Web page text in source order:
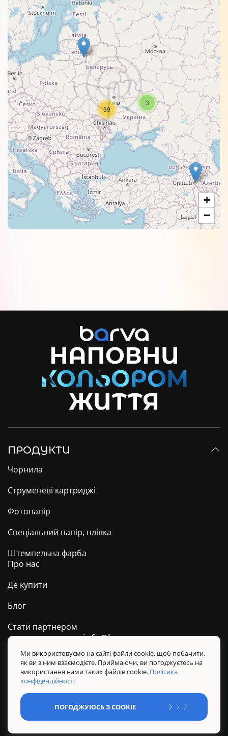
3
39
+
−
НАПОВНИ
ЖИТТЯ
ПРОДУКТИ
Чорнила
Струменеві картриджі
Фотопапір
Спеціальний папір, плівка
Штемпельна фарба
Про нас
Де купити
Блог
Стати партнером
Техпідтримка ТМ BARVA
Політика конфіденційності
Правила користування сайтом
Sitemap
info@barva.ua
Ми використовуємо на сайті файли cookie, щоб побачити,
як ви з ним взаємодієте. Приймаючи, ви погоджуєтесь на
використання нами таких файлів cookie. Політика
конфіденційності
ПОГОДЖУЮСЬ З COOKIE